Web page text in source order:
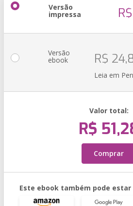
Versão
impressa
Versão
ebook R$
Leia em
Valor total:
R$
Comprar
Este ebook também pode estar